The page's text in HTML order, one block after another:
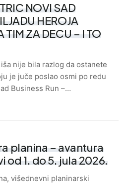
NOVI SAD
HEROJA
TIM ZA DECU – I TO
nije bila razlog da ostanete
je juče poslao osmi po redu
Business Run –…
planina – avantura
od 1. do 5. jula 2026.
višednevni planinarski